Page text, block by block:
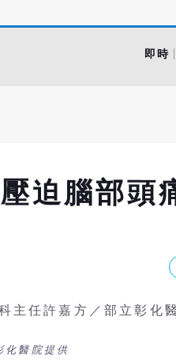
即時
迫腦部頭
化醫院提供